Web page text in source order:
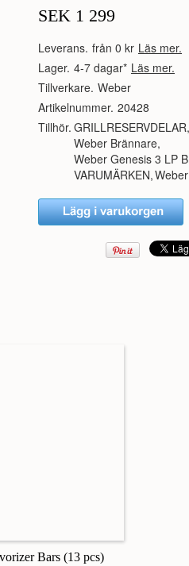
SEK 1 299
Leverans. från 0 kr Läs mer.
Lager. 4-7 dagar* Läs mer.
Tillverkare. Weber
Artikelnummer. 20428
Tillhör. GRILLRESERVDELAR,
Weber Brännare,
Weber Genesis 3 LP
VARUMÄRKEN,Weber
Bars (13 pcs)